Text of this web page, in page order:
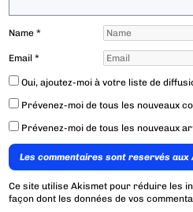
Name*
Email*
Oui, ajoutez-moi à votre liste de
Prévenez-moi de tous les nouveaux
Prévenez-moi de tous les nouveaux
Les commentaires sont reservés aux
Ce site utilise Akismet pour réduire les
façon dont les données de vos